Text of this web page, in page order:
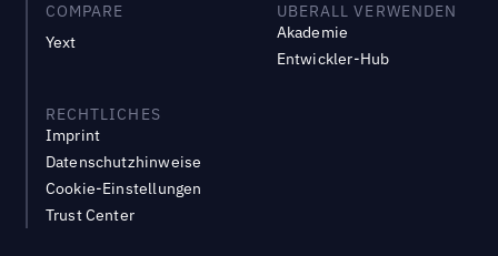
COMPARE
Yext
UBERALL VERWENDEN
Akademie
Entwickler-Hub
RECHTLICHES
Imprint
Datenschutzhinweise
Cookie-Einstellungen
Trust Center